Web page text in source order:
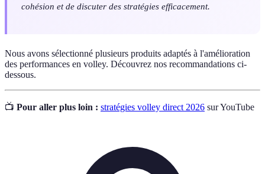
cohésion et de discuter des stratégies efficacement.
Nous avons sélectionné plusieurs produits adaptés à l'amélioration
des performances en volley. Découvrez nos recommandations ci-
dessous.
📺 Pour aller plus loin : stratégies volley direct 2026 sur YouTube